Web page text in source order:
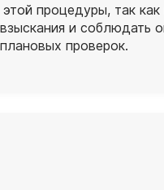
процедуры, так
и соблюдать
проверок.